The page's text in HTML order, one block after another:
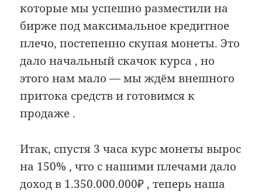
которые мы успешно разместили на
бирже под максимальное кредитное
плечо, постепенно скупая монеты. Это
дало начальный скачок курса , но
этого нам мало — мы ждём внешного
притока средств и готовимся к
продаже .
Итак, спустя 3 часа курс монеты вырос
на 150% , что с нашими плечами дало
доход в 1.350.000.000₽ , теперь наша